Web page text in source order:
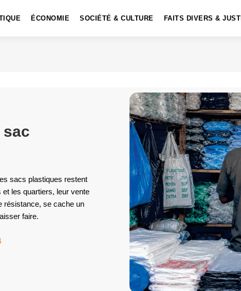
ÉCONOMIE SOCIÉTÉ & CULTURE FAITS DIVERS &
sac
sacs plastiques restent
les quartiers, leur vente
résistance, se cache un
faire.